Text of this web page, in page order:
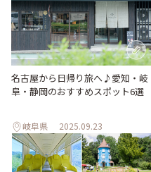
名古屋から日帰り旅へ♪愛知・岐
阜・静岡のおすすめスポット6選
岐阜県 2025.09.23